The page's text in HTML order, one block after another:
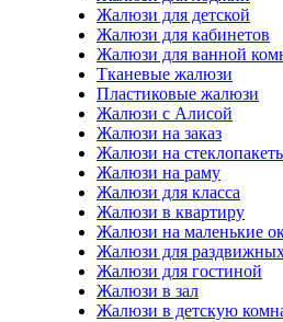
Жалюзи для детской
Жалюзи для кабинетов
Жалюзи для ванной
Тканевые жалюзи
Пластиковые жалюзи
Жалюзи с Алисой
Жалюзи на заказ
Жалюзи на
Жалюзи на раму
Жалюзи для класса
Жалюзи в квартиру
Жалюзи на маленькие
Жалюзи для
Жалюзи для гостиной
Жалюзи в зал
Жалюзи в детскую